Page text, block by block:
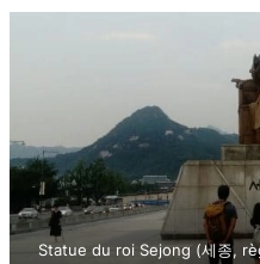
Statue du roi Sejong (세종,